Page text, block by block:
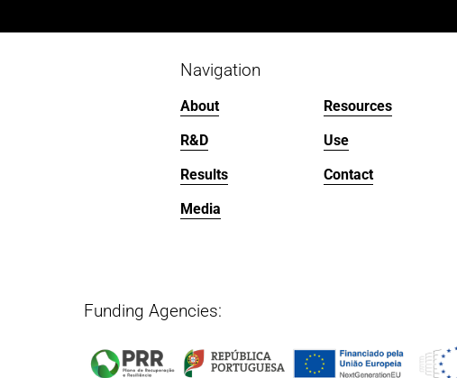
Navigation
About
R&D
Results
Media
Resources
Use
Contact
Funding Agencies: